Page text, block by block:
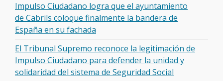
Impulso Ciudadano logra que el ayuntamiento
de Cabrils coloque finalmente la bandera de
España en su fachada
El Tribunal Supremo reconoce la legitimación de
Impulso Ciudadano para defender la unidad y
solidaridad del sistema de Seguridad Social